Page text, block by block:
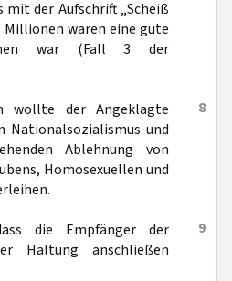
der Aufschrift „Scheiß
Millionen waren eine gute
war (Fall 3 der
8
wollte der Angeklagte
Nationalsozialismus und
Ablehnung von
Homosexuellen und
9
die Empfänger der
Haltung anschließen